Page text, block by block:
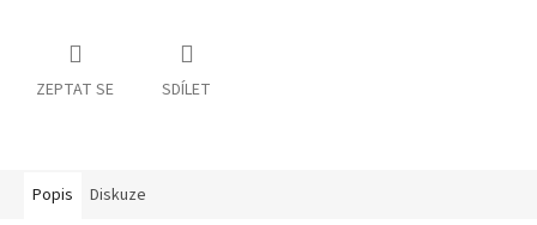
ZEPTAT SE SDÍLET
Popis Diskuze